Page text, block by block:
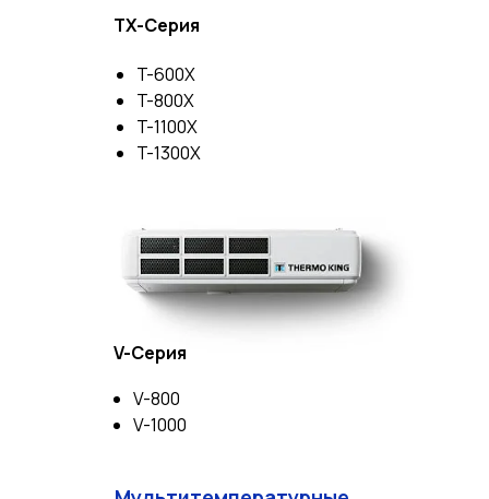
TX-Серия
T-600X
T-800X
T-1100X
T-1300X
V-800
V-1000
V-Серия